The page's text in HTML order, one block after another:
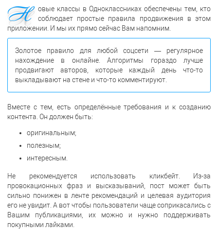
Н
овые классы в Одноклассниках обеспечены тем, кто
соблюдает простые правила продвижения в этом
приложении. И мы их прямо сейчас Вам напомним.
Золотое правило для любой соцсети — регулярное
нахождение в онлайне. Алгоритмы гораздо лучше
продвигают авторов, которые каждый день что-то
выкладывают на стене и что-то комментируют.
Вместе с тем, есть определённые требования и к созданию
контента. Он должен быть:
оригинальным;
полезным;
интересным.
Не рекомендуется использовать кликбейт. Из-за
провокационных фраз и высказываний, пост может быть
сильно понижен в ленте рекомендаций и целевая аудитория
его не увидит. А вот чтобы пользователи чаще соприкасались с
Вашим публикациями, их можно и нужно поддерживать
покупными лайками.